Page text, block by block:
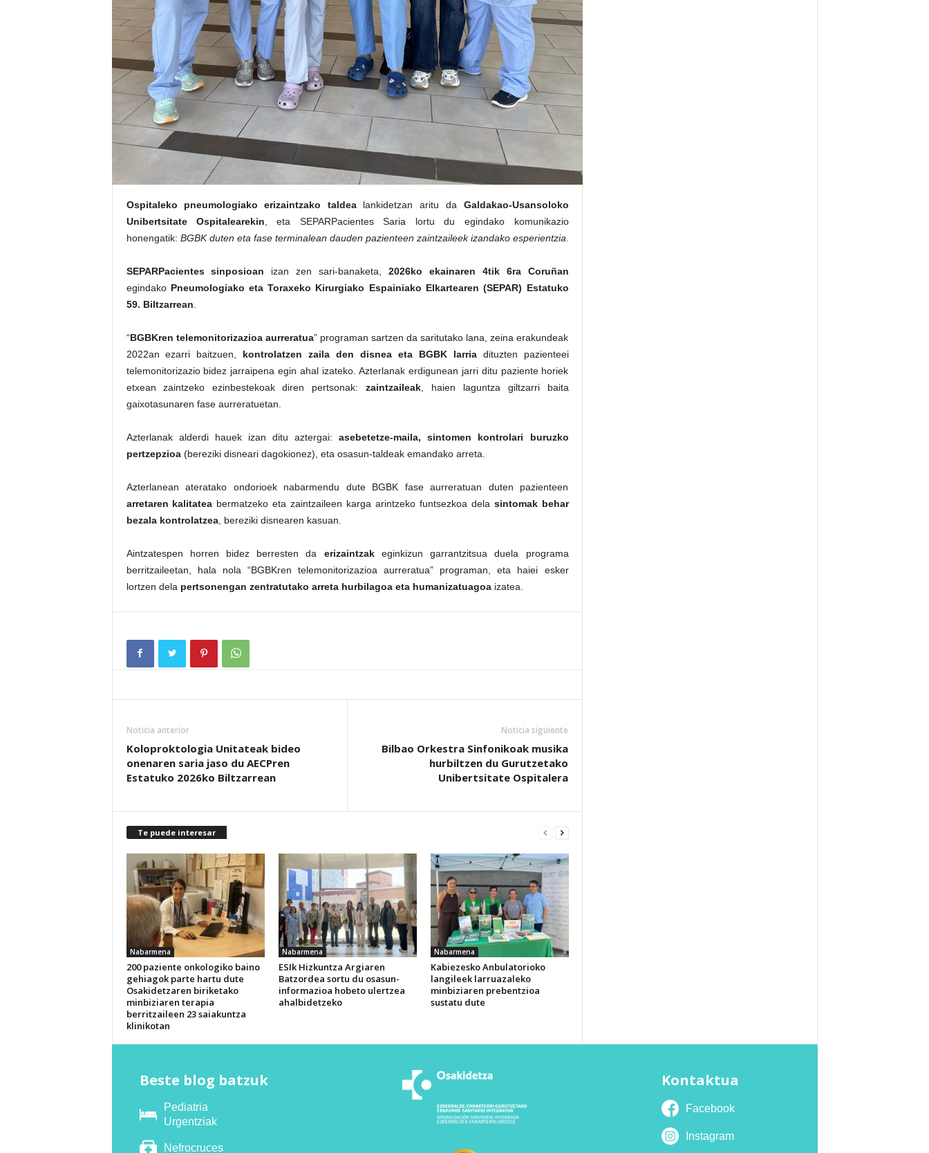
Ospitaleko pneumologiako erizaintzako taldealankidetzan aritu da Galdakao-Usansoloko
Unibertsitate Ospitalearekin , eta SEPARPacientes Saria lortu du egindako komunikazio
honengatik: BGBK duten eta fase terminalean dauden pazienteen zaintzaileek izandako esperientzia
SEPARPacientes sinposioan izan zen sari-banaketa, 2026ko ekainaren 4tik 6ra Coruñan
egindako Pneumologiako eta Toraxeko Kirurgiako Espainiako Elkartearen (SEPAR) Estatuko
59. Biltzarrean
“BGBKren telemonitorizazioa aurreratua” programan sartzen da saritutako lana, zeina erakundeak
2022an ezarri baitzuen, kontrolatzen zaila den disnea eta BGBK larriadituzten pazienteei
telemonitorizazio bidez jarraipena egin ahal izateko. Azterlanak erdigunean jarri ditu paziente horiek
etxean zaintzeko ezinbestekoak diren pertsonak: zaintzaileak, haien laguntza giltzarri baita
gaixotasunaren fase aurreratuetan.
Azterlanak alderdi hauek izan ditu aztergai: asebetetze-maila, sintomen kontrolari buruzko
pertzepzioa(bereziki disneari dagokionez), eta osasun-taldeak emandako arreta.
Azterlanean ateratako ondorioek nabarmendu dute BGBK fase aurreratuan duten pazienteen
arretaren kalitateabermatzeko eta zaintzaileen karga arintzeko funtsezkoa dela sintomak behar
bezala kontrolatzea, bereziki disnearen kasuan.
Aintzatespen horren bidez berresten da erizaintzakeginkizun garrantzitsua duela programa
berritzaileetan, hala nola “BGBKren telemonitorizazioa aurreratua” programan, eta haiei esker
lortzen dela pertsonengan zentratutako arreta hurbilagoa eta humanizatuagoaizatea.
Noticia anterior
Koloproktologia Unitateak bideo
onenaren saria jaso du AECPren
Estatuko 2026ko Biltzarrean
Noticia siguiente
Bilbao Orkestra Sinfonikoak musika
hurbiltzen du Gurutzetako
Unibertsitate Ospitalera
Te puede interesar
Nabarmena
200 paziente onkologiko baino
gehiagok parte hartu dute
Osakidetzaren biriketako
minbiziaren terapia
berritzaileen 23 saiakuntza
klinikotan
Nabarmena
ESIk Hizkuntza Argiaren
Batzordea sortu du osasun-
informazioa hobeto ulertzea
ahalbidetzeko
Nabarmena
Kabiezesko Anbulatorioko
langileek larruazaleko
minbiziaren prebentzioa
sustatu dute
Beste blog batzuk
Pediatria
Urgentziak
Nefrocruces
Kontaktua
Facebook
Instagram